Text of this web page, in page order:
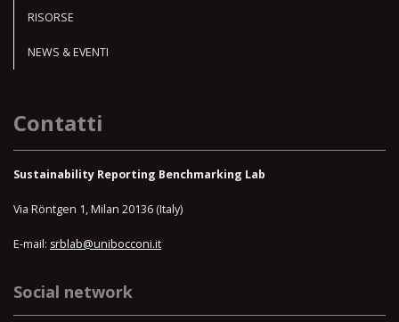
RISORSE
NEWS & EVENTI
Contatti
Sustainability Reporting Benchmarking Lab
Via Röntgen 1, Milan 20136 (Italy)
E-mail: srblab@unibocconi.it
Social network